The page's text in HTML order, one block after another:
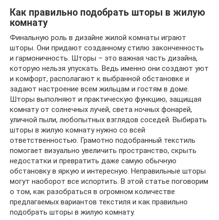
Как правильно подобрать шторы в жилую
комнату
Финальную роль в дизайне жилой комнаты играют
шторы. Они придают созданному стилю законченность
и гармоничность. Шторы – это важная часть дизайна,
которую нельзя упускать. Ведь именно они создают уют
и комфорт, располагают к выбранной обстановке и
задают настроение всем жильцам и гостям в доме.
Шторы выполняют и практическую функцию, защищая
комнату от солнечных лучей, света ночных фонарей,
уличной пыли, любопытных взглядов соседей. Выбирать
шторы в жилую комнату нужно со всей
ответственностью. Грамотно подобранный текстиль
помогает визуально увеличить пространство, скрыть
недостатки и превратить даже самую обычную
обстановку в яркую и интересную. Неправильные шторы
могут наоборот все испортить. В этой статье поговорим
о том, как разобраться в огромном количестве
предлагаемых вариантов текстиля и как правильно
подобрать шторы в жилую комнату.